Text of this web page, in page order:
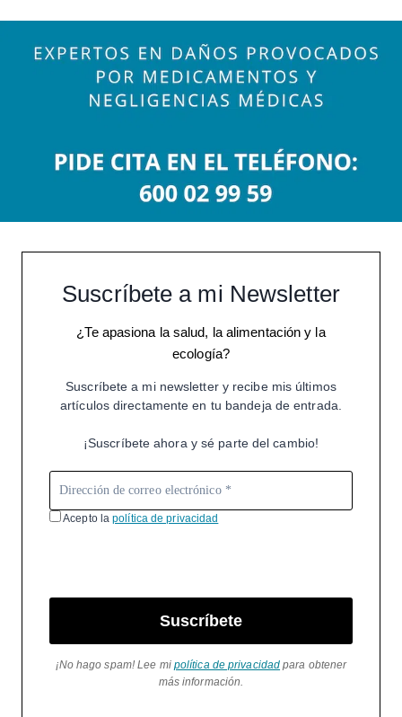
Suscríbete a mi Newsletter
¿Te apasiona la salud, la alimentación y la
ecología?
Suscríbete a mi newsletter y recibe mis últimos
artículos directamente en tu bandeja de entrada.
¡Suscríbete ahora y sé parte del cambio!
Acepto lapolítica de privacidad
Suscríbete
¡No hago spam! Lee mi política de privacidad para obtener
más información.